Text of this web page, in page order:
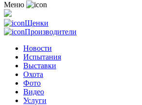
Меню
Щенки
Производители
Новости
Испытания
Выставки
Охота
Фото
Видео
Услуги